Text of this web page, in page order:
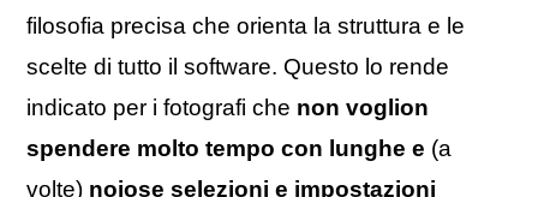
filosofia precisa che orienta la struttura e le
scelte di tutto il software. Questo lo rende
indicato per i fotografi che non voglion
spendere molto tempo con lunghe e (a
volte) noiose selezioni e impostazioni